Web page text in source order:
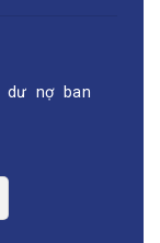
dư nợ ban